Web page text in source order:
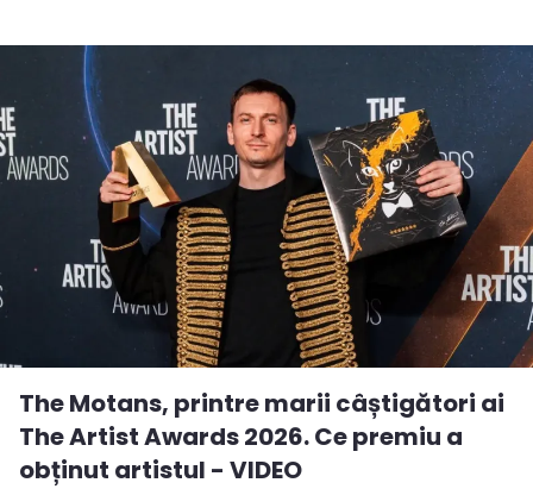
The Motans, printre marii câștigători ai
The Artist Awards 2026. Ce premiu a
obținut artistul - VIDEO